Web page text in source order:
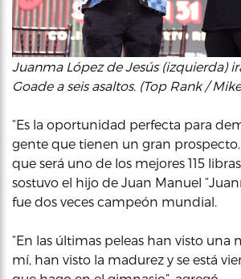
Juanma López de Jesús (izquierda)
Goade a seis asaltos. (Top Rank /
“Es la oportunidad perfecta para
gente que tienen un gran
que será uno de los mejores 115
sostuvo el hijo de Juan Manuel
fue dos veces campeón mundial.
“En las últimas peleas han visto una
mí, han visto la madurez y se está